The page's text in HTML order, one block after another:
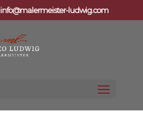
info@malermeister-ludwig.com